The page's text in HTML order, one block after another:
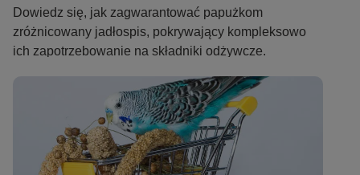
Dowiedz się, jak zagwarantować papużkom
zróżnicowany jadłospis, pokrywający kompleksowo
ich zapotrzebowanie na składniki odżywcze.